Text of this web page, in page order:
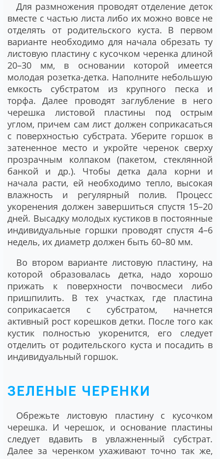
Для размножения проводят отделение деток
вместе с частью листа либо их можно вовсе не
отделять от родительского куста. В первом
варианте необходимо для начала обрезать ту
листовую пластину с кусочком черенка длиной
20–30 мм, в основании которой имеется
молодая розетка-детка. Наполните небольшую
емкость субстратом из крупного песка и
торфа. Далее проводят заглубление в него
черешка листовой пластины под острым
углом, причем сам лист должен соприкасаться
с поверхностью субстрата. Уберите горшок в
затененное место и укройте черенок сверху
прозрачным колпаком (пакетом, стеклянной
банкой и др.). Чтобы детка дала корни и
начала расти, ей необходимо тепло, высокая
влажность и регулярный полив. Процесс
укоренения должен завершиться спустя 15–20
дней. Высадку молодых кустиков в постоянные
индивидуальные горшки проводят спустя 4–6
недель, их диаметр должен быть 60–80 мм.
Во втором варианте листовую пластину, на
которой образовалась детка, надо хорошо
прижать к поверхности почвосмеси либо
пришпилить. В тех участках, где пластина
соприкасается с субстратом, начнется
активный рост корешков детки. После того как
кустик полностью укоренится, его следует
отделить от родительского куста и посадить в
индивидуальный горшок.
ЗЕЛЕНЫЕ ЧЕРЕНКИ
Обрежьте листовую пластину с кусочком
черешка. И черешок, и основание пластины
следует вдавить в увлажненный субстрат.
Далее за черенком ухаживают точно так же,